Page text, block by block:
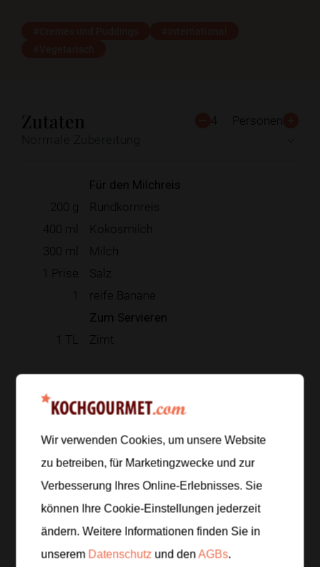
Zutaten 4
Personen
Für den Milchreis
200 g
Rundkornreis
400 ml
Kokosmilch
300 ml
Milch
1 Prise
Salz
1
reife Banane
Zum Servieren
1 TL Zimt
Zubereitung
Topf geben und gut verrühren. Die Mischung
langsam erhitzen.
Wir verwenden Cookies, um unsere Website
zu betreiben, für Marketingzwecke und zur
Verbesserung Ihres Online-Erlebnisses. Sie
können Ihre Cookie-Einstellungen jederzeit
ändern. Weitere Informationen finden Sie in
unserem Datenschutz und denAGBs.